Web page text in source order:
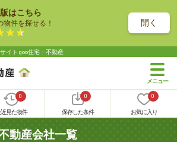
はこちら
物件を探せる！ 開く
イト goo住宅・不動産
0
見た物件
0
保存した条件
0
お気に入り
動産会社一覧